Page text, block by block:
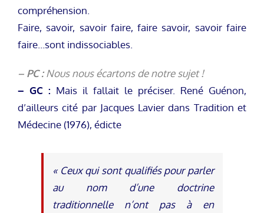
compréhension.
Faire, savoir, savoir faire, faire savoir, savoir faire
faire…sont indissociables.
– PC :Nous nous écartons de notre sujet !
– GC : Mais il fallait le préciser. René Guénon,
d’ailleurs cité par Jacques Lavier dans Tradition et
Médecine (1976), édicte
« Ceux qui sont qualifiés pour parler
au nom d’une doctrine
traditionnelle n’ont pas à en